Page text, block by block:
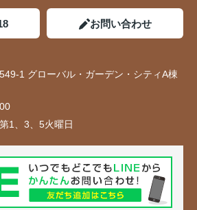
お問い合わせ
1 グローバル・ガーデン・シティA棟
1、3、5火曜日